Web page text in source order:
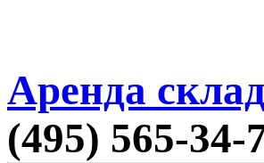
Аренда
(495) 565-34-